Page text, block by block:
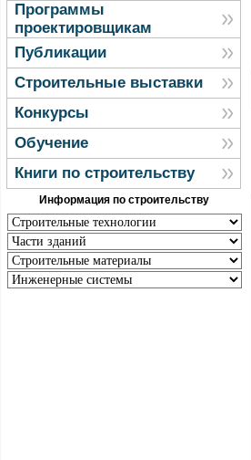
Программы
проектировщикам
Публикации
Строительные выставки
Конкурсы
Обучение
Книги по строительству
Информация по строительству